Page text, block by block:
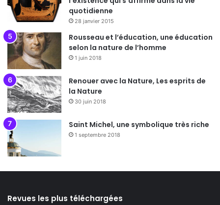
quotidienne
28 janvier 2015
Rousseau et l’éducation, une éducation
selon la nature de l’homme
1 juin 2018
Renouer avec la Nature, Les esprits de
la Nature
30 juin 2018
Saint Michel, une symbolique très riche
1 septembre 2018
Revues les plus téléchargées